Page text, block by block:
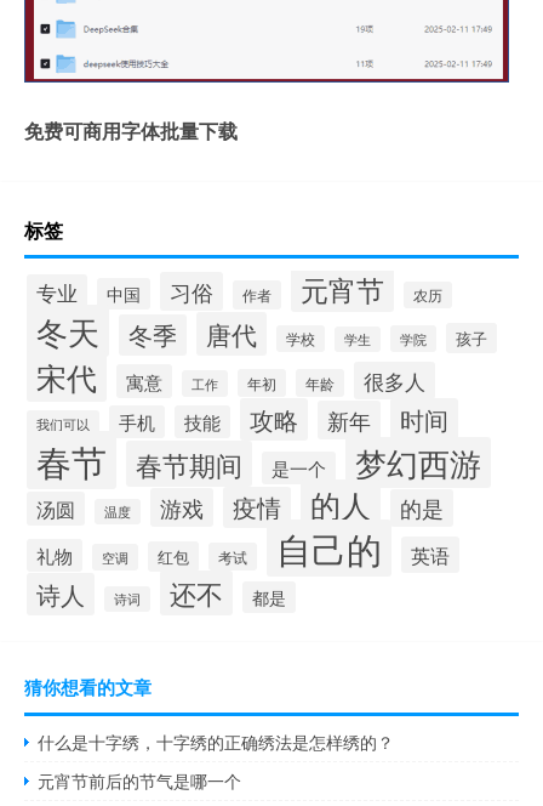
免费可商用字体批量下载
标签
专业 中国 习俗 作者 元宵节 农历
冬天 冬季 唐代 学校 学生 学院 孩子
宋代 寓意 工作 年初 年龄 很多人
我们可以 手机 技能 攻略 新年 时间
春节 春节期间 是一个 梦幻西游
汤圆 温度 游戏 疫情 的人 的是
礼物 空调 红包 考试 自己的 英语
诗人 诗词 还不 都是
猜你想看的文章
什么是十字绣，十字绣的正确绣法是怎样绣的？
元宵节前后的节气是哪一个